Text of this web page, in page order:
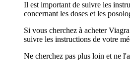
Il est important de suivre les
concernant les doses et les
Si vous cherchez à acheter
suivre les instructions de votre
Ne cherchez pas plus loin et ne